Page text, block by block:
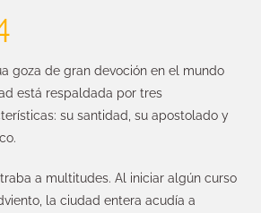
goza de gran devoción en el mundo
está respaldada por tres
su santidad, su apostolado y
a multitudes. Al iniciar algún curso
la ciudad entera acudía a